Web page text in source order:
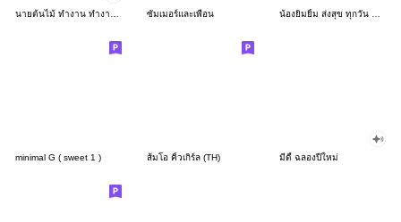
ซัมเมอร์และเพื่อน
minimal G ( sweet 1 ) ส้มโอ คิ้วเกิร์ล (TH) มีดี้ ฉลองปีใหม่